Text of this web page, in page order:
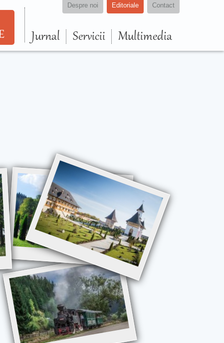
Despre noi Editoriale Contact
Jurnal Servicii Multimedia